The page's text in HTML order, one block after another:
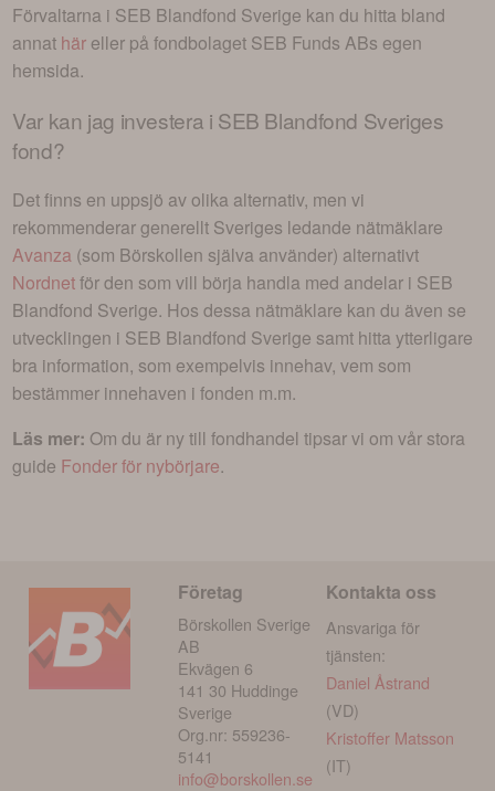
Förvaltarna i SEB Blandfond Sverige kan du hitta bland
annat här eller på fondbolaget SEB Funds ABs egen
hemsida.
Var kan jag investera i SEB Blandfond Sveriges
fond?
Det finns en uppsjö av olika alternativ, men vi
rekommenderar generellt Sveriges ledande nätmäklare
Avanza (som Börskollen själva använder) alternativt
Nordnetför den som vill börja handla med andelar i SEB
Blandfond Sverige. Hos dessa nätmäklare kan du även se
utvecklingen i SEB Blandfond Sverige samt hitta ytterligare
bra information, som exempelvis innehav, vem som
bestämmer innehaven i fonden m.m.
Läs mer: Om du är ny till fondhandel tipsar vi om vår stora
guide Fonder för nybörjare.
Företag
Börskollen Sverige
AB
Ekvägen 6
141 30 Huddinge
Sverige
Org.nr: 559236-
5141
info@borskollen.se
Kontakta oss
Ansvariga för
tjänsten:
Daniel Åstrand
(VD)
Kristoffer Matsson
(IT)